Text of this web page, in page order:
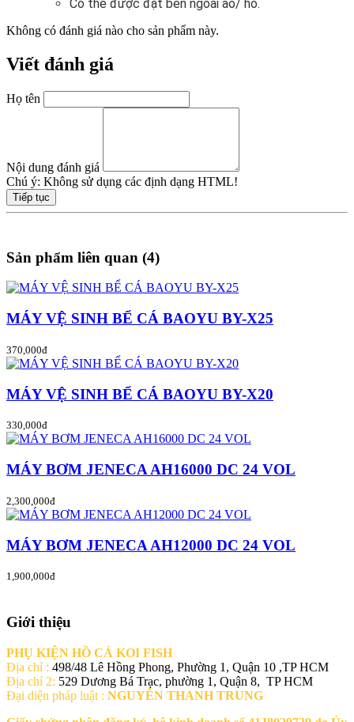
Có thể được đặt bên ngoài ao/ hồ.
Không có đánh giá nào cho sản phẩm này.
Viết đánh giá
Họ tên
Nội dung đánh giá
Chú ý: Không sử dụng các định dạng HTML!
Tiếp tục
Sản phẩm liên quan (4)
MÁY VỆ SINH BỂ CÁ BAOYU BY-X25
370,000đ
MÁY VỆ SINH BỂ CÁ BAOYU BY-X20
330,000đ
MÁY BƠM JENECA AH16000 DC 24 VOL
2,300,000đ
MÁY BƠM JENECA AH12000 DC 24 VOL
1,900,000đ
Giới thiệu
PHỤ KIỆN HỒ CÁ KOI FISH
Địa chỉ : 498/48 Lê Hồng Phong, Phường 1, Quận 10 ,TP HCM
Địa chỉ 2: 529 Dương Bá Trạc, phường 1, Quận 8, TP HCM
Đại diện pháp luật : NGUYỄN THANH TRUNG